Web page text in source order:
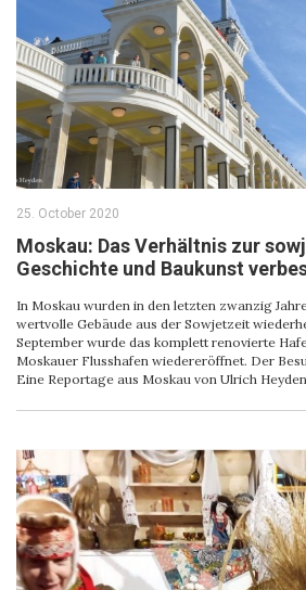
25. October 2020
Moskau: Das Verhältnis zur
Geschichte und Baukunst
In Moskau wurden in den letzten zwanzig
wertvolle Gebäude aus der Sowjetzeit
September wurde das komplett renovierte
Moskauer Flusshafen wiedereröffnet. Der
Eine Reportage aus Moskau von Ulrich